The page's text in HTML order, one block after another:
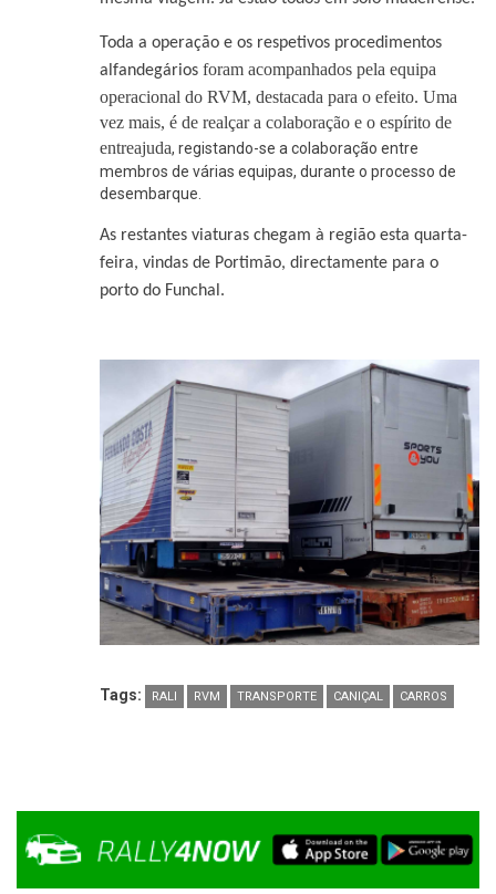
Toda a operação e os respetivos procedimentos
alfandegários foram acompanhados pela equipa
operacional do RVM, destacada para o efeito. Uma
vez mais, é de realçar a colaboração e o espírito de
entreajuda, registando-se a colaboração entre
membros de várias equipas, durante o processo de
desembarque.
As restantes viaturas chegam à região esta quarta-
feira, vindas de Portimão, directamente para o
porto do Funchal.
Tags: RALI RVM TRANSPORTE CANIÇAL CARROS